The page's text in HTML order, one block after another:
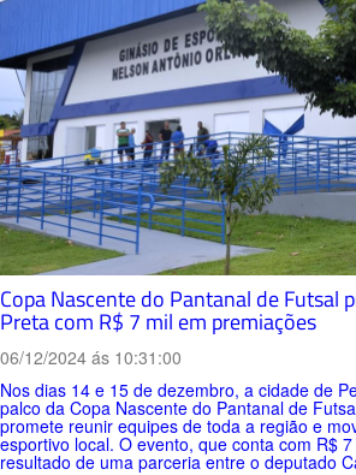
Copa Nascente do Pantanal de Futsal
Preta com R$ 7 mil em premiações
06/12/2024 ás 10:31:00
Nos dias 14 e 15 de dezembro, a cidade de
palco da Copa Nascente do Pantanal de
promete reunir equipes de toda a região e
esportivo local. O evento, que conta com R$
resultado de uma parceria entre o deputado